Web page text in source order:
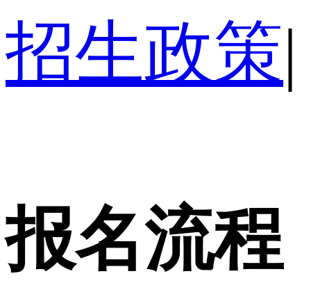
招生政策|
报名流程